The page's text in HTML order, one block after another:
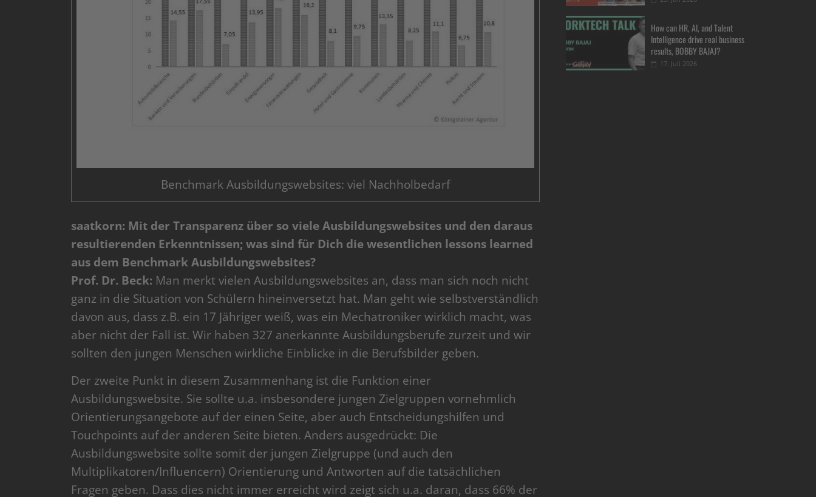
Benchmark Ausbildungswebsites: viel Nachholbedarf
saatkorn: Mit der Transparenz über so viele Ausbildungswebsites und den daraus
resultierenden Erkenntnissen; was sind für Dich die wesentlichen lessons learned
aus dem Benchmark Ausbildungswebsites?
Prof. Dr. Beck: Man merkt vielen Ausbildungswebsites an, dass man sich noch nicht
ganz in die Situation von Schülern hineinversetzt hat. Man geht wie selbstverständlich
davon aus, dass z.B. ein 17 Jähriger weiß, was ein Mechatroniker wirklich macht, was
aber nicht der Fall ist. Wir haben 327 anerkannte Ausbildungsberufe zurzeit und wir
sollten den jungen Menschen wirkliche Einblicke in die Berufsbilder geben.
Der zweite Punkt in diesem Zusammenhang ist die Funktion einer
Ausbildungswebsite. Sie sollte u.a. insbesondere jungen Zielgruppen vornehmlich
Orientierungsangebote auf der einen Seite, aber auch Entscheidungshilfen und
Touchpoints auf der anderen Seite bieten. Anders ausgedrückt: Die
Ausbildungswebsite sollte somit der jungen Zielgruppe (und auch den
Multiplikatoren/Influencern) Orientierung und Antworten auf die tatsächlichen
Fragen geben. Dass dies nicht immer erreicht wird zeigt sich u.a. daran, dass 66% der
How can HR, AI, and Talent
Intelligence drive real business
results, BOBBY BAJAJ?
17. Juli 2026